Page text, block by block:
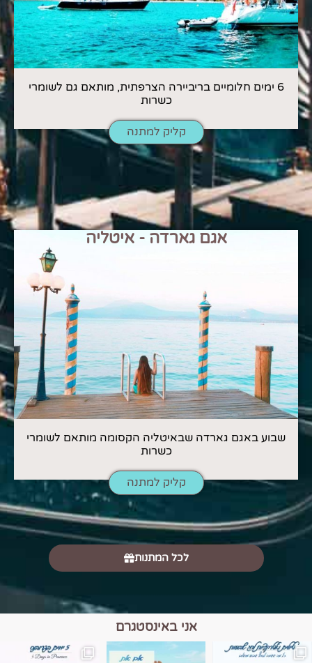
6 ימים חלומיים בריביירה הצרפתית, מותאם גם לשומרי
כשרות
קליק למתנה
אגם גארדה - איטליה
שבוע באגם גארדה שבאיטליה הקסומה מותאם לשומרי
כשרות
קליק למתנה
לכל המתנות
אני באינסטגרם
הם הגבול 💙🩵